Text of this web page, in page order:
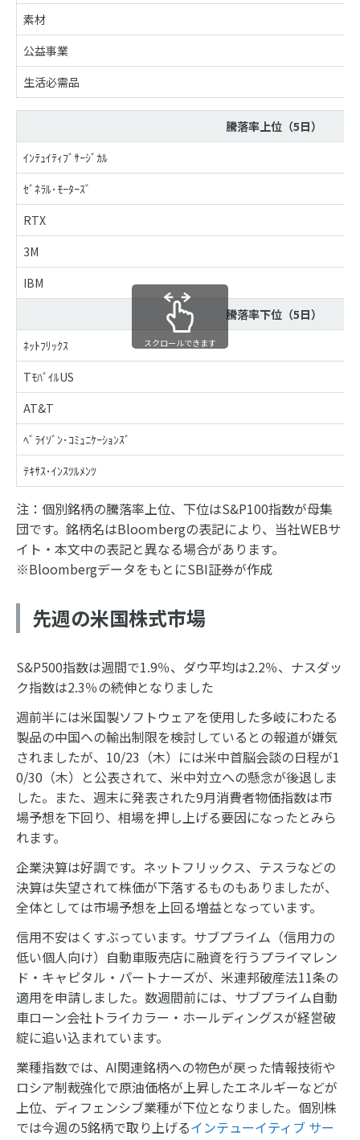
素材
公益事業
生活必需品
騰落率上位（5日）
ｲﾝﾃｭｲﾃｨﾌﾞｻｰｼﾞｶﾙ
ｾﾞﾈﾗﾙ･ﾓｰﾀｰｽﾞ
RTX
3M
IBM
騰落率下位（5日）
ﾈｯﾄﾌﾘｯｸｽ
TﾓﾊﾞｲﾙUS
AT&T
ﾍﾞﾗｲｿﾞﾝ･ｺﾐｭﾆｹｰｼｮﾝｽﾞ
ﾃｷｻｽ･ｲﾝｽﾂﾙﾒﾝﾂ
スクロールできます
注：個別銘柄の騰落率上位、下位はS&P100指数が母集
団です。銘柄名はBloombergの表記により、当社WEBサ
イト・本文中の表記と異なる場合があります。
※BloombergデータをもとにSBI証券が作成
先週の米国株式市場
S&P500指数は週間で1.9％、ダウ平均は2.2％、ナスダッ
ク指数は2.3％の続伸となりました
週前半には米国製ソフトウェアを使用した多岐にわたる
製品の中国への輸出制限を検討しているとの報道が嫌気
されましたが、10/23（木）には米中首脳会談の日程が1
0/30（木）と公表されて、米中対立への懸念が後退しま
した。また、週末に発表された9月消費者物価指数は市
場予想を下回り、相場を押し上げる要因になったとみら
れます。
企業決算は好調です。ネットフリックス、テスラなどの
決算は失望されて株価が下落するものもありましたが、
全体としては市場予想を上回る増益となっています。
信用不安はくすぶっています。サブプライム（信用力の
低い個人向け）自動車販売店に融資を行うプライマレン
ド・キャピタル・パートナーズが、米連邦破産法11条の
適用を申請しました。数週間前には、サブプライム自動
車ローン会社トライカラー・ホールディングスが経営破
綻に追い込まれています。
業種指数では、AI関連銘柄への物色が戻った情報技術や
ロシア制裁強化で原油価格が上昇したエネルギーなどが
上位、ディフェンシブ業種が下位となりました。個別株
では今週の5銘柄で取り上げるインテューイティブ サー